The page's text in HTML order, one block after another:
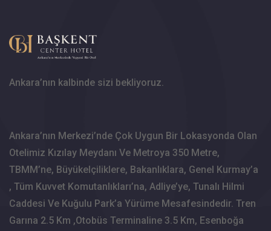
Ankara’nın kalbinde sizi bekliyoruz.
Ankara’nın Merkezi’nde Çok Uygun Bir Lokasyonda Olan
Otelimiz Kızılay Meydanı Ve Metroya 350 Metre,
TBMM’ne, Büyükelçiliklere, Bakanlıklara, Genel Kurmay’a
, Tüm Kuvvet Komutanlıkları’na, Adliye’ye, Tunalı Hilmi
Caddesi Ve Kuğulu Park’a Yürüme Mesafesindedir. Tren
Garına 2.5 Km ,Otobüs Terminaline 3.5 Km, Esenboğa